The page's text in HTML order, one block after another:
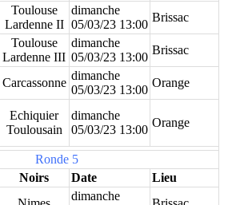
Toulouse
Lardenne II
dimanche
05/03/23 13:00
Brissac
Toulouse
Lardenne III
dimanche
05/03/23 13:00
Brissac
Carcassonne
dimanche
05/03/23 13:00
Orange
Echiquier
Toulousain
dimanche
05/03/23 13:00
Orange
Ronde 5
Noirs Date
Lieu
dimanche